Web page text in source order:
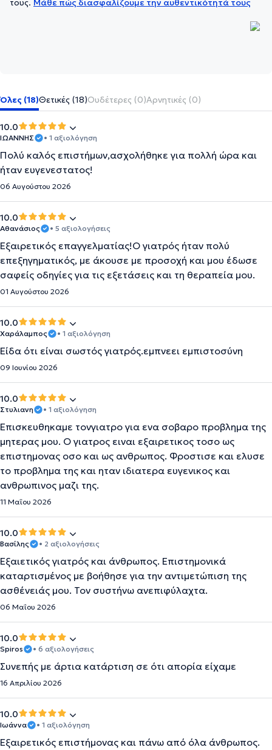
τους. Μάθε πώς διασφαλίζουμε την αυθεντικότητά τους
Όλες (18)Θετικές (18)Ουδέτερες (0)Αρνητικές (0)
10.0
ΙΩΑΝΝΗΣ • 1 αξιολόγηση
Πολύ καλός επιστήμων,ασχολήθηκε για πολλή ώρα και
ήταν ευγενεστατος!
06 Αυγούστου 2026
10.0
Αθανάσιος • 5 αξιολογήσεις
Εξαιρετικός επαγγελματίας!Ο γιατρός ήταν πολύ
επεξηγηματικός, με άκουσε με προσοχή και μου έδωσε
σαφείς οδηγίες για τις εξετάσεις και τη θεραπεία μου.
01 Αυγούστου 2026
10.0
Χαράλαμπος • 1 αξιολόγηση
Είδα ότι είναι σωστός γιατρός.εμπνεει εμπιστοσύνη
09 Ιουνίου 2026
10.0
Στυλιανη • 1 αξιολόγηση
Επισκευθηκαμε τονγιατρο για ενα σοβαρο προβλημα της
μητερας μου. Ο γιατρος ειναι εξαιρετικος τοσο ως
επιστημονας οσο και ως ανθρωπος. Φροστισε και ελυσε
το προβλημα της και ηταν ιδιατερα ευγενικος και
ανθρωπινος μαζι της.
11 Μαΐου 2026
10.0
Βασίλης • 2 αξιολογήσεις
Εξαιετικός γιατρός και άνθρωπος. Επιστημονικά
καταρτισμένος με βοήθησε για την αντιμετώπιση της
ασθένειάς μου. Τον συστήνω ανεπιφύλαχτα.
06 Μαΐου 2026
10.0
Spiros • 6 αξιολογήσεις
Συνεπής με άρτια κατάρτιση σε ότι απορία είχαμε
16 Απριλίου 2026
10.0
Ιωάννα • 1 αξιολόγηση
Εξαιρετικός επιστήμονας και πάνω από όλα άνθρωπος.